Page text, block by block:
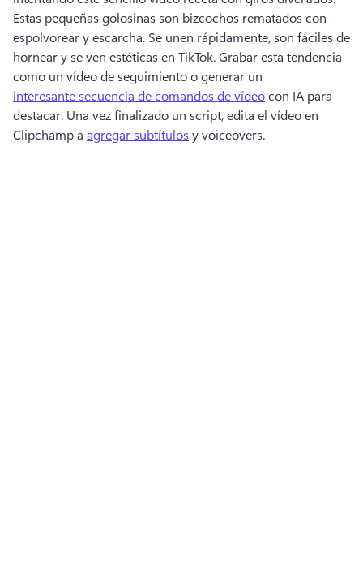
Estas pequeñas golosinas son bizcochos rematados con
espolvorear y escarcha. Se unen rápidamente, son fáciles de
hornear y se ven estéticas en TikTok. Grabar esta tendencia
como un vídeo de seguimiento o generar un
interesante secuencia de comandos de vídeo con IA para
destacar. Una vez finalizado un script, edita el vídeo en
Clipchamp a agregar subtítulos y voiceovers.